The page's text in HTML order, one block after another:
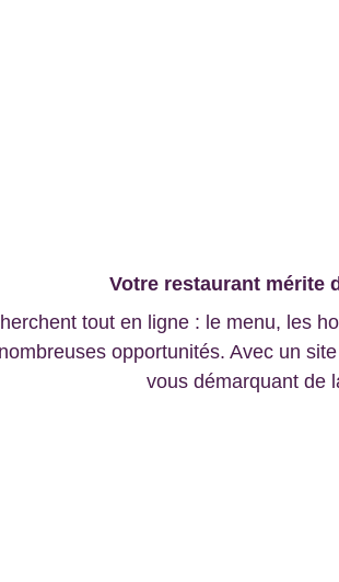
Votre restaurant mérite
tout en ligne : le menu, les
opportunités. Avec un
vous démarquant de